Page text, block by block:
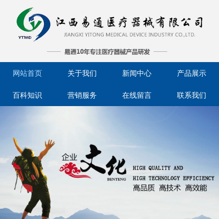
网站首页 关于我们 新闻中心 产品展示
百科知识 营销服务 在线留言 联系我们